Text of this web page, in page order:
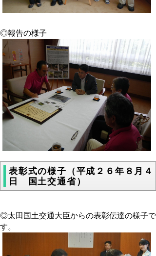
◎報告の様子
表彰式の様子（平成２６年８月４
日 国土交通省）
◎太田国土交通大臣からの表彰伝達の様子で
す。